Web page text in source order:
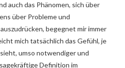
auch das Phänomen, sich über
über Probleme und
begegnet mir immer
mich tatsächlich das Gefühl, je
umso notwendiger und
Definition im